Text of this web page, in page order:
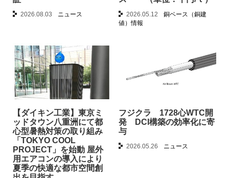
2026.08.03 ニュース 2026.05.12
銅ベース（銅建
値）情報
【ダイキン工業】東京ミ
ッドタウン八重洲にて都
心型暑熱対策の取り組み
「TOKYO COOL
PROJECT」を始動 屋外
用エアコンの導入により
夏季の快適な都市空間創
フジクラ 1728心WTC開
発 DCI構築の効率化に寄
与
2026.05.26 ニュース